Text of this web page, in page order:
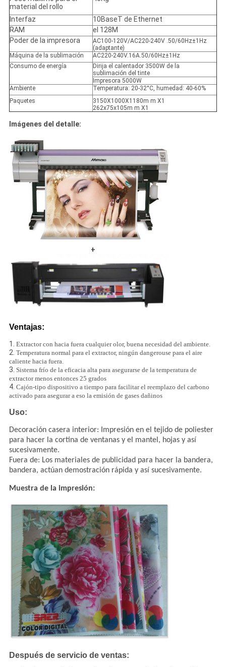
material del rollo
Interfaz
10BaseT de Ethernet
RAM
el 128M
Poder de la impresora
AC100-120V/AC220-240V .50/60Hz±1Hz
(adaptante)
Máquina de la sublimación
AC220-240V.16A.50/60Hz±1Hz
Consumo de energía
Dirija el calentador 3500W de la
sublimación del tinte
Impresora 5000W
Ambiente
Temperatura: 20-32°C, humedad: 40-60%
Paquetes
3150X1000X1180m m X1
262x75x105m m X1
Imágenes del detalle:
+
Ventajas:
1. Extractor con hacia fuera cualquier olor, buena necesidad del ambiente.
2. Temperatura normal para el extractor, ningún dangerouse para el aire
caliente hacia fuera.
3. Sistema frío de la eficacia alta para asegurarse de la temperatura de
extractor menos entonces 25 grados
4. Cajón-tipo dispositivo a tiempo para facilitar el reemplazo del carbono
activado para asegurar a eso la emisión de gases dañinos
Uso:
Decoración casera interior: Impresión en el tejido de poliester
para hacer la cortina de ventanas y el mantel, hojas y así
sucesivamente.
Fuera de: Los materiales de publicidad para hacer la bandera,
bandera, actúan demostración rápida y así sucesivamente.
Muestra de la impresión:
Después de servicio de ventas: